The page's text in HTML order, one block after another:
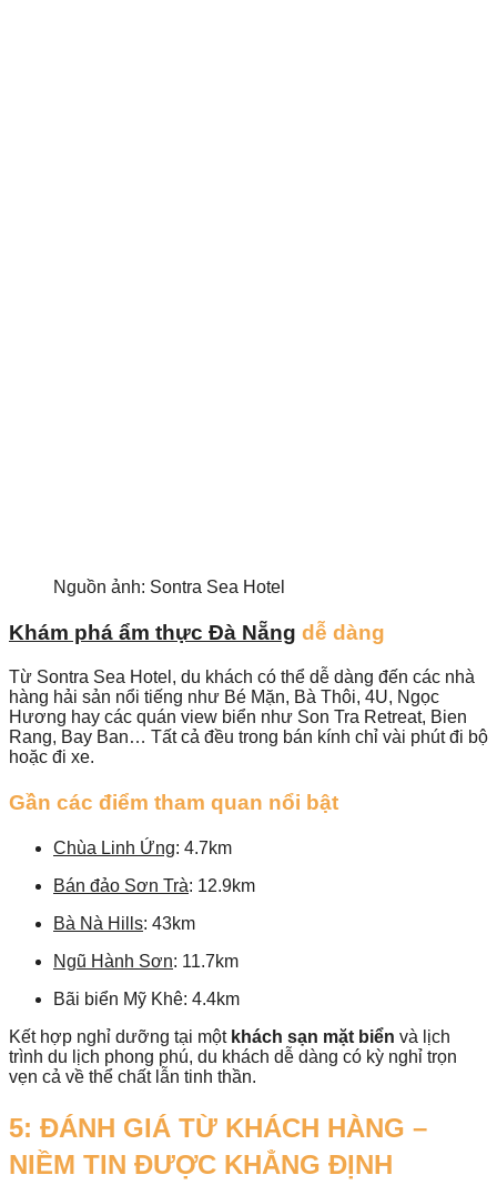
Nguồn ảnh: Sontra Sea Hotel
Khám phá ẩm thực Đà Nẵng dễ dàng
Từ Sontra Sea Hotel, du khách có thể dễ dàng đến các nhà
hàng hải sản nổi tiếng như Bé Mặn, Bà Thôi, 4U, Ngọc
Hương hay các quán view biển như Son Tra Retreat, Bien
Rang, Bay Ban… Tất cả đều trong bán kính chỉ vài phút đi bộ
hoặc đi xe.
Gần các điểm tham quan nổi bật
Chùa Linh Ứng: 4.7km
Bán đảo Sơn Trà: 12.9km
Bà Nà Hills: 43km
Ngũ Hành Sơn: 11.7km
Bãi biển Mỹ Khê: 4.4km
Kết hợp nghỉ dưỡng tại một khách sạn mặt biển và lịch
trình du lịch phong phú, du khách dễ dàng có kỳ nghỉ trọn
vẹn cả về thể chất lẫn tinh thần.
5: ĐÁNH GIÁ TỪ KHÁCH HÀNG –
NIỀM TIN ĐƯỢC KHẲNG ĐỊNH